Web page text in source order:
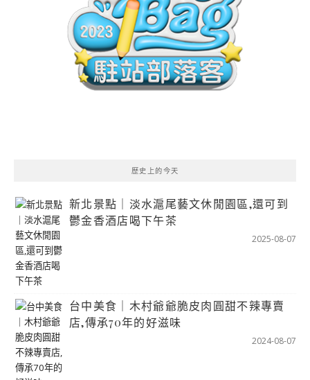
歷史上的今天
新北景點｜淡水滬尾藝文休閒園區,還可到
鬱金香酒店喝下午茶
2025-08-07
台中美食｜木村爺爺脆皮肉圓甜不辣專賣
店,傳承70年的好滋味
2024-08-07